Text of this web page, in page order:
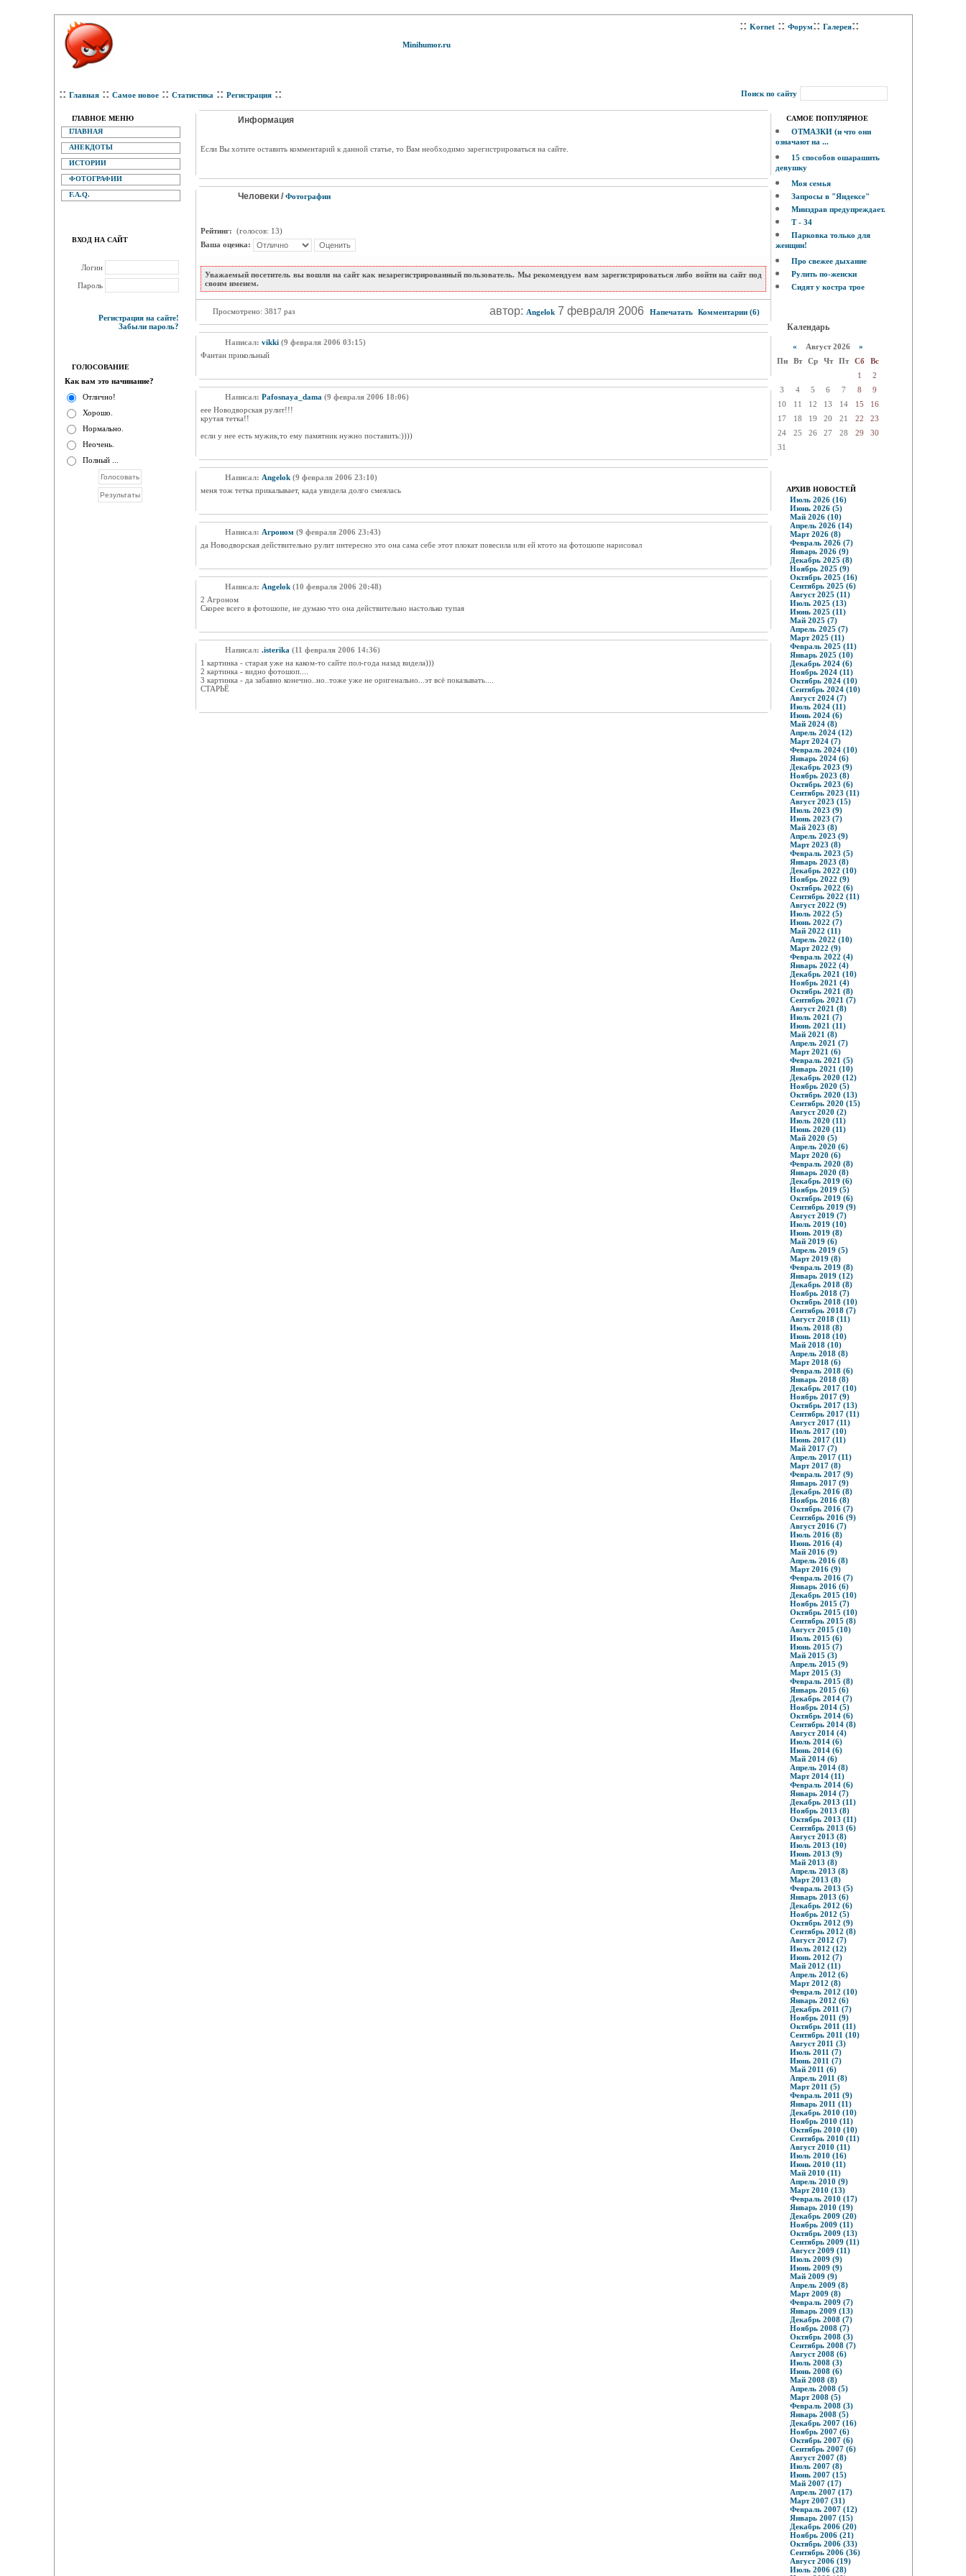
Minihumor.ru
:: Kornet :: Форум:: Галерея::
:: Главная :: Самое новое :: Статистика :: Регистрация :: Поиск по сайту
ГЛАВНОЕ МЕНЮ
ГЛАВНАЯ
АНЕКДОТЫ
ИСТОРИИ
ФОТОГРАФИИ
F.A.Q.
ВХОД НА САЙТ
Логин
Пароль
Регистрация на сайте!
Забыли пароль?
ГОЛОСОВАНИЕ
Как вам это начинание?
Отлично!
Хорошо.
Нормально.
Неочень.
Полный ...
Информация
Eсли Вы хотите оставить комментарий к данной статье, то Вам необходимо зарегистрироваться на сайте.
Человеки / Фотографии
Рейтинг: (голосов: 13)
Ваша оценка:
Уважаемый посетитель вы вошли на сайт как незарегистрированный пользователь. Мы рекомендуем вам зарегистрироваться либо войти на сайт под
своим именем.
Просмотрено: 3817 раз автор: Angelok7 февраля 2006 Напечатать Комментарии (6)
Написал: vikki(9 февраля 2006 03:15)
Фантан прикольный
Написал: Pafosnaya_dama (9 февраля 2006 18:06)
еее Новодворская рулит!!!
крутая тетка!!
если у нее есть мужик,то ему памятник нужно поставить:))))
Написал: Angelok(9 февраля 2006 23:10)
меня тож тетка прикалывает, када увидела долго смеялась
Написал: Агроном (9 февраля 2006 23:43)
да Новодворская действительно рулит интересно это она сама себе этот плокат повесила или ей ктото на фотошопе нарисовал
Написал: Angelok(10 февраля 2006 20:48)
2 Агроном
Скорее всего в фотошопе, не думаю что она действительно настолько тупая
Написал: .isterika (11 февраля 2006 14:36)
1 картинка - старая уже на каком-то сайте пол-года назад видела)))
2 картинка - видно фотошоп....
3 картинка - да забавно конечно..но..тоже уже не оригенально...эт всё показывать....
СТАРЬЁ
САМОЕ ПОПУЛЯРНОЕ
ОТМАЗКИ (и что они
означают на ...
15 способов ошарашить
девушку
Моя семья
Запросы в "Яндексе"
Минздрав предупреждает.
Т - 34
Парковка только для
женщин!
Про свежее дыхание
Рулить по-женски
Сидят у костра трое
Календарь
« Август 2026 »
Пн
Вт Ср Чт Пт Сб
Вс
1
2
3
4 5 6 7 8
9
10
11 12 13 14 15
16
17
18 19 20 21 22
23
24
25 26 27 28 29
30
31
АРХИВ НОВОСТЕЙ
Июль 2026 (16)
Июнь 2026 (5)
Май 2026 (10)
Апрель 2026 (14)
Март 2026 (8)
Февраль 2026 (7)
Январь 2026 (9)
Декабрь 2025 (8)
Ноябрь 2025 (9)
Октябрь 2025 (16)
Сентябрь 2025 (6)
Август 2025 (11)
Июль 2025 (13)
Июнь 2025 (11)
Май 2025 (7)
Апрель 2025 (7)
Март 2025 (11)
Февраль 2025 (11)
Январь 2025 (10)
Декабрь 2024 (6)
Ноябрь 2024 (11)
Октябрь 2024 (10)
Сентябрь 2024 (10)
Август 2024 (7)
Июль 2024 (11)
Июнь 2024 (6)
Май 2024 (8)
Апрель 2024 (12)
Март 2024 (7)
Февраль 2024 (10)
Январь 2024 (6)
Декабрь 2023 (9)
Ноябрь 2023 (8)
Октябрь 2023 (6)
Сентябрь 2023 (11)
Август 2023 (15)
Июль 2023 (9)
Июнь 2023 (7)
Май 2023 (8)
Апрель 2023 (9)
Март 2023 (8)
Февраль 2023 (5)
Январь 2023 (8)
Декабрь 2022 (10)
Ноябрь 2022 (9)
Октябрь 2022 (6)
Сентябрь 2022 (11)
Август 2022 (9)
Июль 2022 (5)
Июнь 2022 (7)
Май 2022 (11)
Апрель 2022 (10)
Март 2022 (9)
Февраль 2022 (4)
Январь 2022 (4)
Декабрь 2021 (10)
Ноябрь 2021 (4)
Октябрь 2021 (8)
Сентябрь 2021 (7)
Август 2021 (8)
Июль 2021 (7)
Июнь 2021 (11)
Май 2021 (8)
Апрель 2021 (7)
Март 2021 (6)
Февраль 2021 (5)
Январь 2021 (10)
Декабрь 2020 (12)
Ноябрь 2020 (5)
Октябрь 2020 (13)
Сентябрь 2020 (15)
Август 2020 (2)
Июль 2020 (11)
Июнь 2020 (11)
Май 2020 (5)
Апрель 2020 (6)
Март 2020 (6)
Февраль 2020 (8)
Январь 2020 (8)
Декабрь 2019 (6)
Ноябрь 2019 (5)
Октябрь 2019 (6)
Сентябрь 2019 (9)
Август 2019 (7)
Июль 2019 (10)
Июнь 2019 (8)
Май 2019 (6)
Апрель 2019 (5)
Март 2019 (8)
Февраль 2019 (8)
Январь 2019 (12)
Декабрь 2018 (8)
Ноябрь 2018 (7)
Октябрь 2018 (10)
Сентябрь 2018 (7)
Август 2018 (11)
Июль 2018 (8)
Июнь 2018 (10)
Май 2018 (10)
Апрель 2018 (8)
Март 2018 (6)
Февраль 2018 (6)
Январь 2018 (8)
Декабрь 2017 (10)
Ноябрь 2017 (9)
Октябрь 2017 (13)
Сентябрь 2017 (11)
Август 2017 (11)
Июль 2017 (10)
Июнь 2017 (11)
Май 2017 (7)
Апрель 2017 (11)
Март 2017 (8)
Февраль 2017 (9)
Январь 2017 (9)
Декабрь 2016 (8)
Ноябрь 2016 (8)
Октябрь 2016 (7)
Сентябрь 2016 (9)
Август 2016 (7)
Июль 2016 (8)
Июнь 2016 (4)
Май 2016 (9)
Апрель 2016 (8)
Март 2016 (9)
Февраль 2016 (7)
Январь 2016 (6)
Декабрь 2015 (10)
Ноябрь 2015 (7)
Октябрь 2015 (10)
Сентябрь 2015 (8)
Август 2015 (10)
Июль 2015 (6)
Июнь 2015 (7)
Май 2015 (3)
Апрель 2015 (9)
Март 2015 (3)
Февраль 2015 (8)
Январь 2015 (6)
Декабрь 2014 (7)
Ноябрь 2014 (5)
Октябрь 2014 (6)
Сентябрь 2014 (8)
Август 2014 (4)
Июль 2014 (6)
Июнь 2014 (6)
Май 2014 (6)
Апрель 2014 (8)
Март 2014 (11)
Февраль 2014 (6)
Январь 2014 (7)
Декабрь 2013 (11)
Ноябрь 2013 (8)
Октябрь 2013 (11)
Сентябрь 2013 (6)
Август 2013 (8)
Июль 2013 (10)
Июнь 2013 (9)
Май 2013 (8)
Апрель 2013 (8)
Март 2013 (8)
Февраль 2013 (5)
Январь 2013 (6)
Декабрь 2012 (6)
Ноябрь 2012 (5)
Октябрь 2012 (9)
Сентябрь 2012 (8)
Август 2012 (7)
Июль 2012 (12)
Июнь 2012 (7)
Май 2012 (11)
Апрель 2012 (6)
Март 2012 (8)
Февраль 2012 (10)
Январь 2012 (6)
Декабрь 2011 (7)
Ноябрь 2011 (9)
Октябрь 2011 (11)
Сентябрь 2011 (10)
Август 2011 (3)
Июль 2011 (7)
Июнь 2011 (7)
Май 2011 (6)
Апрель 2011 (8)
Март 2011 (5)
Февраль 2011 (9)
Январь 2011 (11)
Декабрь 2010 (10)
Ноябрь 2010 (11)
Октябрь 2010 (10)
Сентябрь 2010 (11)
Август 2010 (11)
Июль 2010 (16)
Июнь 2010 (11)
Май 2010 (11)
Апрель 2010 (9)
Март 2010 (13)
Февраль 2010 (17)
Январь 2010 (19)
Декабрь 2009 (20)
Ноябрь 2009 (11)
Октябрь 2009 (13)
Сентябрь 2009 (11)
Август 2009 (11)
Июль 2009 (9)
Июнь 2009 (9)
Май 2009 (9)
Апрель 2009 (8)
Март 2009 (8)
Февраль 2009 (7)
Январь 2009 (13)
Декабрь 2008 (7)
Ноябрь 2008 (7)
Октябрь 2008 (3)
Сентябрь 2008 (7)
Август 2008 (6)
Июль 2008 (3)
Июнь 2008 (6)
Май 2008 (8)
Апрель 2008 (5)
Март 2008 (5)
Февраль 2008 (3)
Январь 2008 (5)
Декабрь 2007 (16)
Ноябрь 2007 (6)
Октябрь 2007 (6)
Сентябрь 2007 (6)
Август 2007 (8)
Июль 2007 (8)
Июнь 2007 (15)
Май 2007 (17)
Апрель 2007 (17)
Март 2007 (31)
Февраль 2007 (12)
Январь 2007 (15)
Декабрь 2006 (20)
Ноябрь 2006 (21)
Октябрь 2006 (33)
Сентябрь 2006 (36)
Август 2006 (19)
Июль 2006 (28)